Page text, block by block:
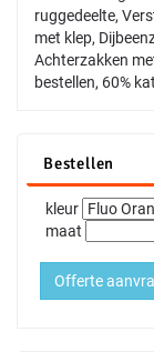
ruggedeelte,
met klep,
Achterzakken
bestellen, 60%
Bestellen
kleur
maat
Offerte